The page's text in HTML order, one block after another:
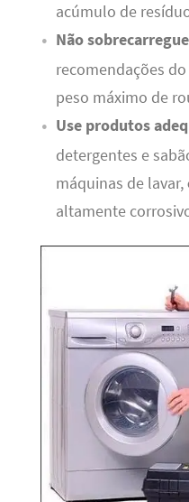
acúmulo de
Não
recomendações
peso máximo de
Use produtos
detergentes e
máquinas de lavar,
altamente